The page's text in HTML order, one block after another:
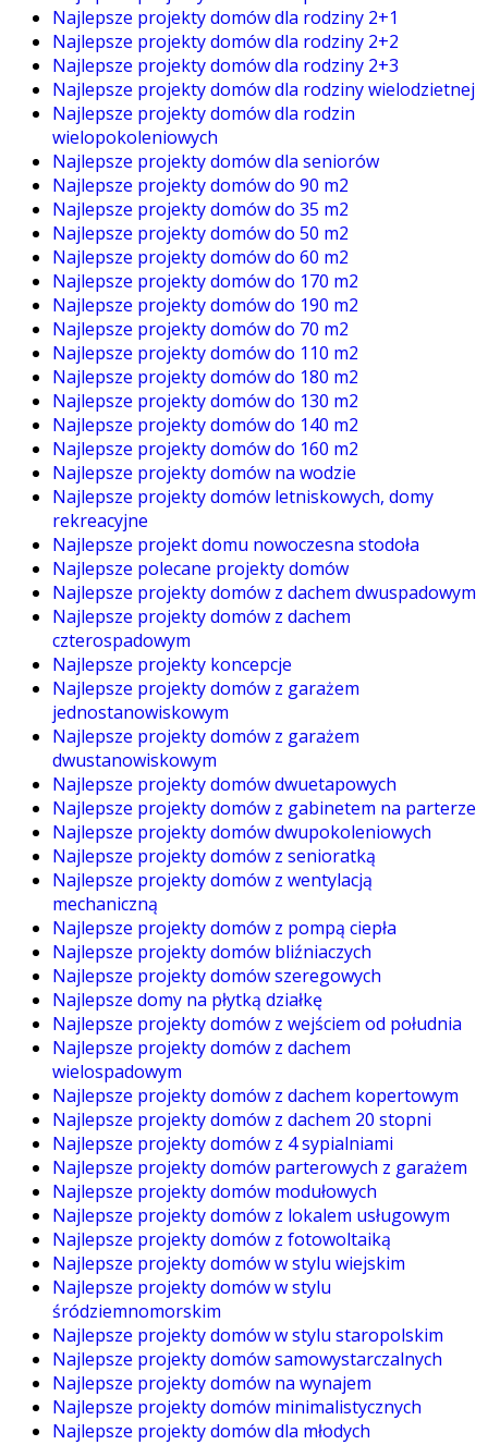
Najlepsze projekty domów dla rodziny 2+1
Najlepsze projekty domów dla rodziny 2+2
Najlepsze projekty domów dla rodziny 2+3
Najlepsze projekty domów dla rodziny wielodzietnej
Najlepsze projekty domów dla rodzin
wielopokoleniowych
Najlepsze projekty domów dla seniorów
Najlepsze projekty domów do 90 m2
Najlepsze projekty domów do 35 m2
Najlepsze projekty domów do 50 m2
Najlepsze projekty domów do 60 m2
Najlepsze projekty domów do 170 m2
Najlepsze projekty domów do 190 m2
Najlepsze projekty domów do 70 m2
Najlepsze projekty domów do 110 m2
Najlepsze projekty domów do 180 m2
Najlepsze projekty domów do 130 m2
Najlepsze projekty domów do 140 m2
Najlepsze projekty domów do 160 m2
Najlepsze projekty domów na wodzie
Najlepsze projekty domów letniskowych, domy
rekreacyjne
Najlepsze projekt domu nowoczesna stodoła
Najlepsze polecane projekty domów
Najlepsze projekty domów z dachem dwuspadowym
Najlepsze projekty domów z dachem
czterospadowym
Najlepsze projekty koncepcje
Najlepsze projekty domów z garażem
jednostanowiskowym
Najlepsze projekty domów z garażem
dwustanowiskowym
Najlepsze projekty domów dwuetapowych
Najlepsze projekty domów z gabinetem na parterze
Najlepsze projekty domów dwupokoleniowych
Najlepsze projekty domów z senioratką
Najlepsze projekty domów z wentylacją
mechaniczną
Najlepsze projekty domów z pompą ciepła
Najlepsze projekty domów bliźniaczych
Najlepsze projekty domów szeregowych
Najlepsze domy na płytką działkę
Najlepsze projekty domów z wejściem od południa
Najlepsze projekty domów z dachem
wielospadowym
Najlepsze projekty domów z dachem kopertowym
Najlepsze projekty domów z dachem 20 stopni
Najlepsze projekty domów z 4 sypialniami
Najlepsze projekty domów parterowych z garażem
Najlepsze projekty domów modułowych
Najlepsze projekty domów z lokalem usługowym
Najlepsze projekty domów z fotowoltaiką
Najlepsze projekty domów w stylu wiejskim
Najlepsze projekty domów w stylu
śródziemnomorskim
Najlepsze projekty domów w stylu staropolskim
Najlepsze projekty domów samowystarczalnych
Najlepsze projekty domów na wynajem
Najlepsze projekty domów minimalistycznych
Najlepsze projekty domów dla młodych